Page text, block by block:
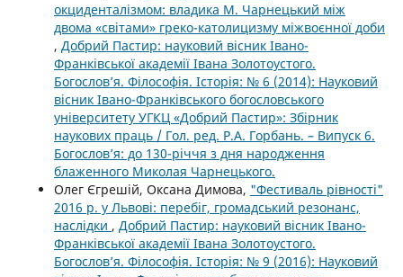
окциденталізмом: владика М. Чарнецький між
двома «світами» греко-католицизму міжвоєнної доби
, Добрий Пастир: науковий вісник Івано-
Франківської академії Івана Золотоустого.
Богослов’я. Філософія. Історія: № 6 (2014): Науковий
вісник Івано-Франківського богословського
університету УГКЦ «Добрий Пастир»: Збірник
наукових праць / Гол. ред. Р.А. Горбань. – Випуск 6.
Богослов’я: до 130-річчя з дня народження
блаженного Миколая Чарнецького.
Олег Єгрешій, Оксана Димова, "Фестиваль рівності"
2016 р. у Львові: перебіг, громадський резонанс,
наслідки , Добрий Пастир: науковий вісник Івано-
Франківської академії Івана Золотоустого.
Богослов’я. Філософія. Історія: № 9 (2016): Науковий